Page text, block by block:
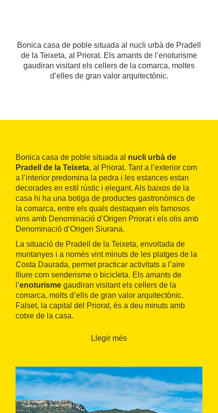
Bonica casa de poble situada al nucli urbà de Pradell
de la Teixeta, al Priorat. Els amants de l’enoturisme
gaudiran visitant els cellers de la comarca, moltes
d’elles de gran valor arquitectònic.
Bonica casa de poble situada al nucli urbà de
Pradell de la Teixeta, al Priorat. Tant a l’exterior com
a l’interior predomina la pedra i les estances estan
decorades en estil rústic i elegant. Als baixos de la
casa hi ha una botiga de productes gastronòmics de
la comarca, entre els quals destaquen els famosos
vins amb Denominació d’Origen Priorat i els olis amb
Denominació d’Origen Siurana.
La situació de Pradell de la Teixeta, envoltada de
muntanyes i a només vint minuts de les platges de la
Costa Daurada, permet practicar activitats a l’aire
lliure com senderisme o bicicleta. Els amants de
l’enoturisme gaudiran visitant els cellers de la
comarca, molts d’ells de gran valor arquitectònic.
Falset, la capital del Priorat, és a deu minuts amb
cotxe de la casa.
Llegir més